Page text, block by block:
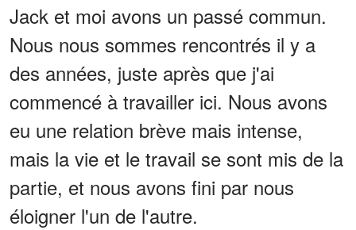
Jack et moi avons un passé commun.
Nous nous sommes rencontrés il y a
des années, juste après que j'ai
commencé à travailler ici. Nous avons
eu une relation brève mais intense,
mais la vie et le travail se sont mis de la
partie, et nous avons fini par nous
éloigner l'un de l'autre.